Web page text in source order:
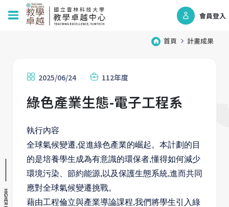
會員登入
首頁 計畫成果
2025/06/24 112年度
綠色產業生態-電子工程系
執行內容
全球氣候變遷,促進綠色產業的崛起。本計劃的目
的是培養學生成為有意識的環保者,懂得如何減少
環境污染、節約能源,以及保護生態系統,進而共同
應對全球氣候變遷挑戰。
藉由工程倫立與產業導論課程,我們將學生引入綠